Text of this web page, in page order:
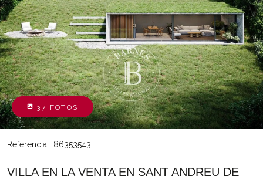
37 FOTOS
Referencia : 86353543
VILLA EN LA VENTA EN SANT ANDREU DE